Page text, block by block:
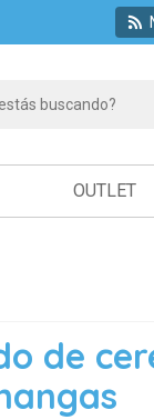
OUTLET
de